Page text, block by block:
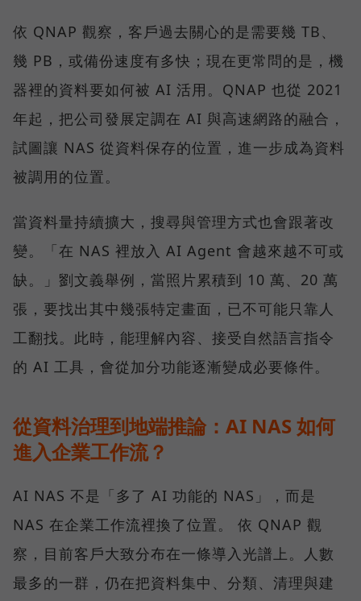
依 QNAP 觀察，客戶過去關心的是需要幾 TB、
幾 PB，或備份速度有多快；現在更常問的是，機
器裡的資料要如何被 AI 活用。QNAP 也從 2021
年起，把公司發展定調在 AI 與高速網路的融合，
試圖讓 NAS 從資料保存的位置，進一步成為資料
被調用的位置。
當資料量持續擴大，搜尋與管理方式也會跟著改
變。「在 NAS 裡放入 AI Agent 會越來越不可或
缺。」劉文義舉例，當照片累積到 10 萬、20 萬
張，要找出其中幾張特定畫面，已不可能只靠人
工翻找。此時，能理解內容、接受自然語言指令
的 AI 工具，會從加分功能逐漸變成必要條件。
從資料治理到地端推論：AI NAS 如何
進入企業工作流？
AI NAS 不是「多了 AI 功能的 NAS」，而是
NAS 在企業工作流裡換了位置。 依 QNAP 觀
察，目前客戶大致分布在一條導入光譜上。人數
最多的一群，仍在把資料集中、分類、清理與建